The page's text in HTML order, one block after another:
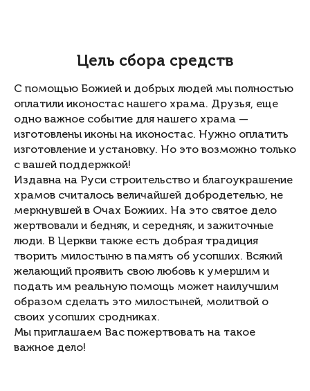
Цель сбора средств
С помощью Божией и добрых людей мы полностью
оплатили иконостас нашего храма. Друзья, еще
одно важное событие для нашего храма —
изготовлены иконы на иконостас. Нужно оплатить
изготовление и установку. Но это возможно только
с вашей поддержкой!
Издавна на Руси строительство и благоукрашение
храмов считалось величайшей добродетелью, не
меркнувшей в Очах Божиих. На это святое дело
жертвовали и бедняк, и середняк, и зажиточные
люди. В Церкви также есть добрая традиция
творить милостыню в память об усопших. Всякий
желающий проявить свою любовь к умершим и
подать им реальную помощь может наилучшим
образом сделать это милостыней, молитвой о
своих усопших сродниках.
Мы приглашаем Вас пожертвовать на такое
важное дело!